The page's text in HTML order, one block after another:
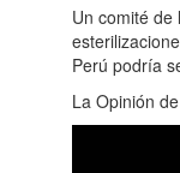
Un comité de
Perú podría
La Opinión